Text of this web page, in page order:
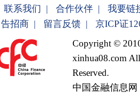
联系我们 | 合作伙伴 |
我要链
告招商 | 留言反馈 |
京ICP证
Copyright ©
xinhua08.com
Reserved.
中国金融信息